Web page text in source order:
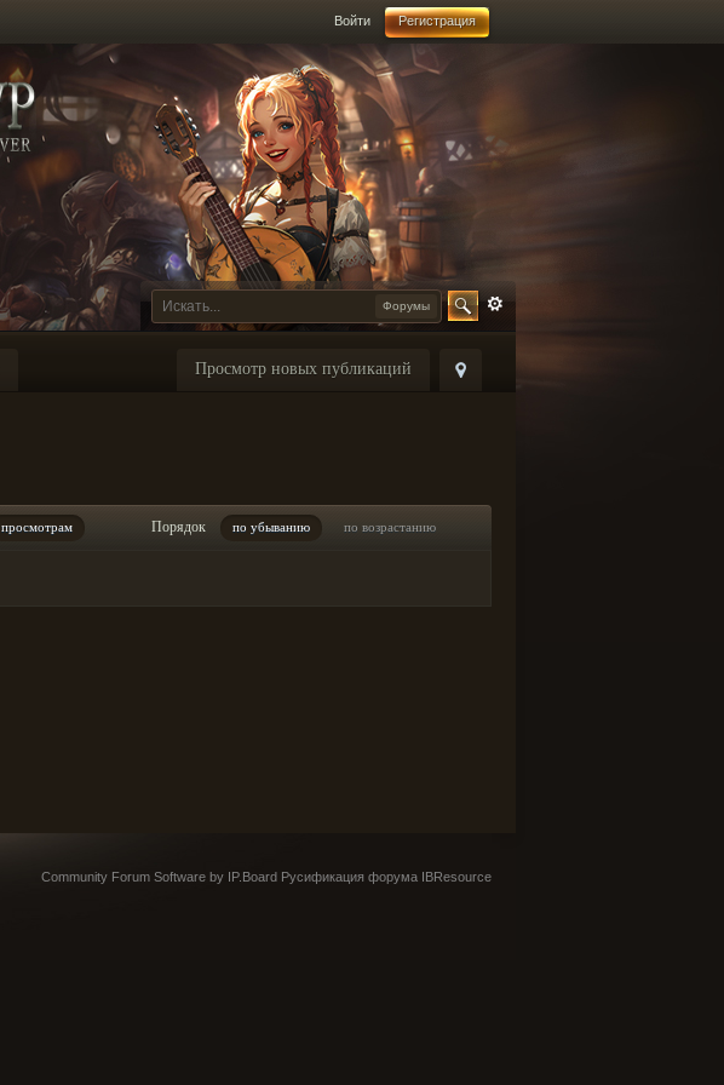
Войти Регистрация
Форумы
Просмотр новых публикаций
просмотрам Порядок по убыванию по возрастанию
Community Forum Software by IP.Board Русификация форума IBResource